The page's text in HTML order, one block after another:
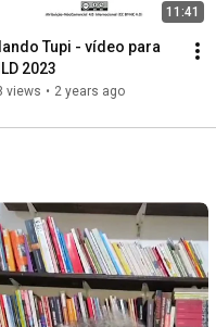
11:41
Tupi - vídeo para
2023
views • 2 years ago